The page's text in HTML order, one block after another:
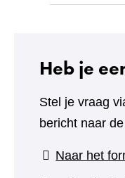
Heb je
Stel je vraag
bericht naar
Naar het